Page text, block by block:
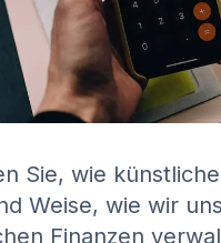
Sie, wie
Weise, wie wir
Finanzen